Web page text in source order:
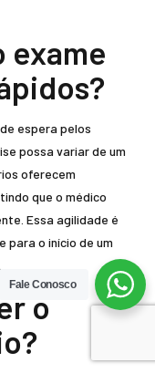
exame
espera pelos
possa variar de um
oferecem
que o médico
Essa agilidade é
e para o início de um
o
Fale Conosco